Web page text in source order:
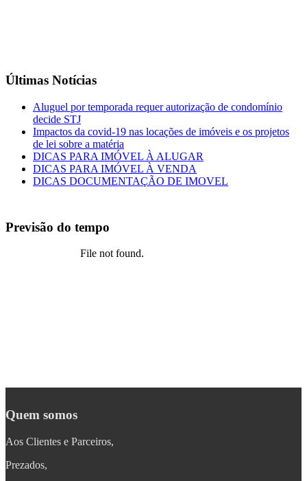
Últimas Notícias
Aluguel por temporada requer autorização de condomínio
decide STJ
Impactos da covid-19 nas locações de imóveis e os projetos
de lei sobre a matéria
DICAS PARA IMÓVEL À ALUGAR
DICAS PARA IMÓVEL À VENDA
DICAS DOCUMENTAÇÃO DE IMOVEL
Previsão do tempo
Quem somos
Aos Clientes e Parceiros,
Prezados,